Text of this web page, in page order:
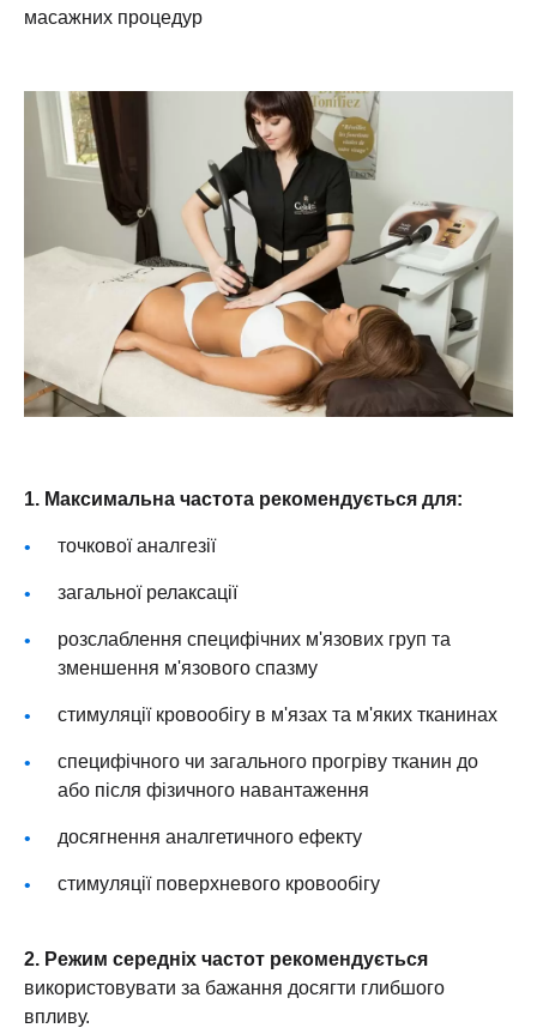
масажних процедур
1. Максимальна частота рекомендується для:
точкової аналгезії
загальної релаксації
розслаблення специфічних м'язових груп та
зменшення м'язового спазму
стимуляції кровообігу в м'язах та м'яких тканинах
специфічного чи загального прогріву тканин до
або після фізичного навантаження
досягнення аналгетичного ефекту
стимуляції поверхневого кровообігу
2. Режим середніх частот рекомендується
використовувати за бажання досягти глибшого
впливу.